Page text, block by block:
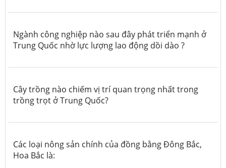
Ngành công nghiệp nào sau đây phát triển mạnh ở
Trung Quốc nhờ lực lượng lao động dồi dào ?
Cây trồng nào chiếm vị trí quan trọng nhất trong
trồng trọt ở Trung Quốc?
Các loại nông sản chính của đồng bằng Đông Bắc,
Hoa Bắc là: